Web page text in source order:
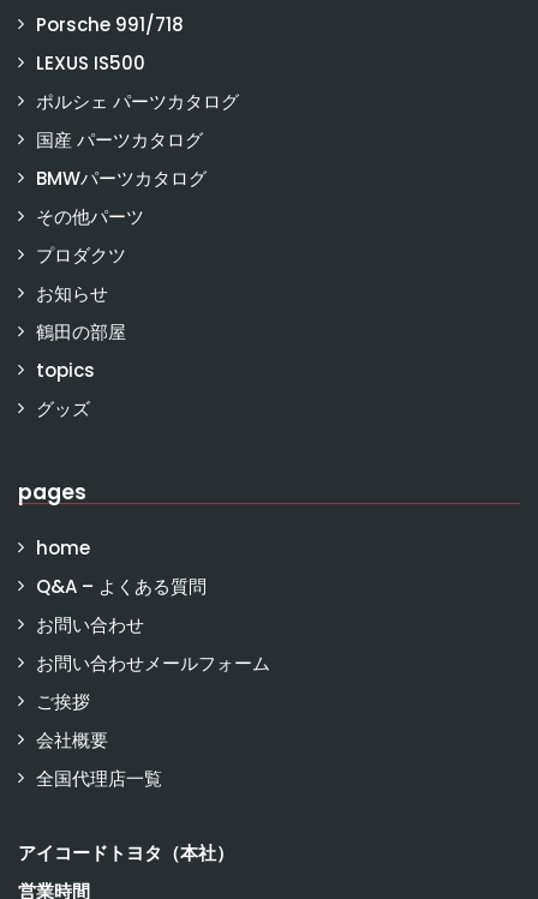
Porsche 991/718
LEXUS IS500
ポルシェ パーツカタログ
国産 パーツカタログ
BMWパーツカタログ
その他パーツ
プロダクツ
お知らせ
鶴田の部屋
topics
グッズ
pages
home
Q&A – よくある質問
お問い合わせ
お問い合わせメールフォーム
ご挨拶
会社概要
全国代理店一覧
アイコードトヨタ（本社）
営業時間